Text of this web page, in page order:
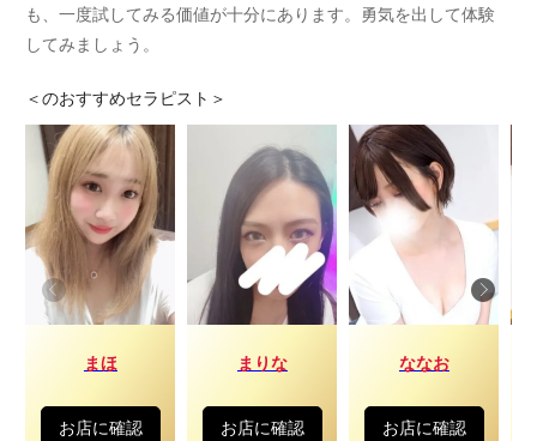
も、一度試してみる価値が十分にあります。勇気を出して体験
してみましょう。
＜のおすすめセラピスト＞
まほ
お店に確認
まりな
お店に確認
ななお
お店に確認